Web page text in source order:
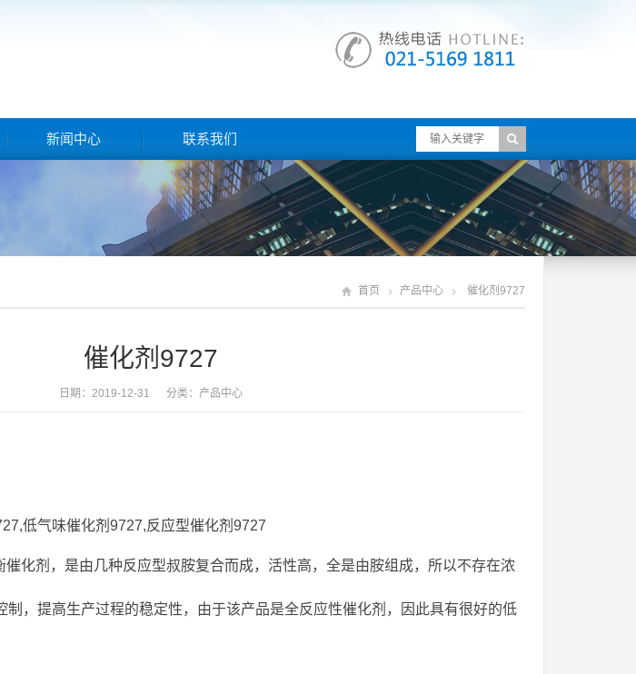
新闻中心 联系我们
首页 产品中心 催化剂9727
催化剂9727
日期：2019-12-31 分类： 产品中心
低气味催化剂9727,反应型催化剂9727
化剂，是由几种反应型叔胺复合而成，活性高，全是由胺组成，所以不存在浓
制，提高生产过程的稳定性，由于该产品是全反应性催化剂，因此具有很好的低